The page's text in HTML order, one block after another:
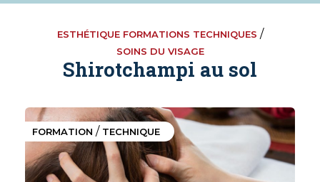
ESTHÉTIQUE FORMATIONS TECHNIQUES /
SOINS DU VISAGE
Shirotchampi au sol
FORMATION / TECHNIQUE